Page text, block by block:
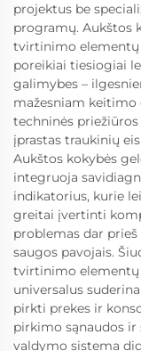
projektus be
programų. Aukštos
tvirtinimo elementų
poreikiai tiesiogiai
galimybes –
mažesniam
techninės
įprastas traukinių
Aukštos kokybės
integruoja
indikatorius, kurie
greitai įvertinti
problemas dar
saugos pavojais.
tvirtinimo elementų
universalus
pirkti prekes ir
pirkimo sąnaudos
valdymo sistema